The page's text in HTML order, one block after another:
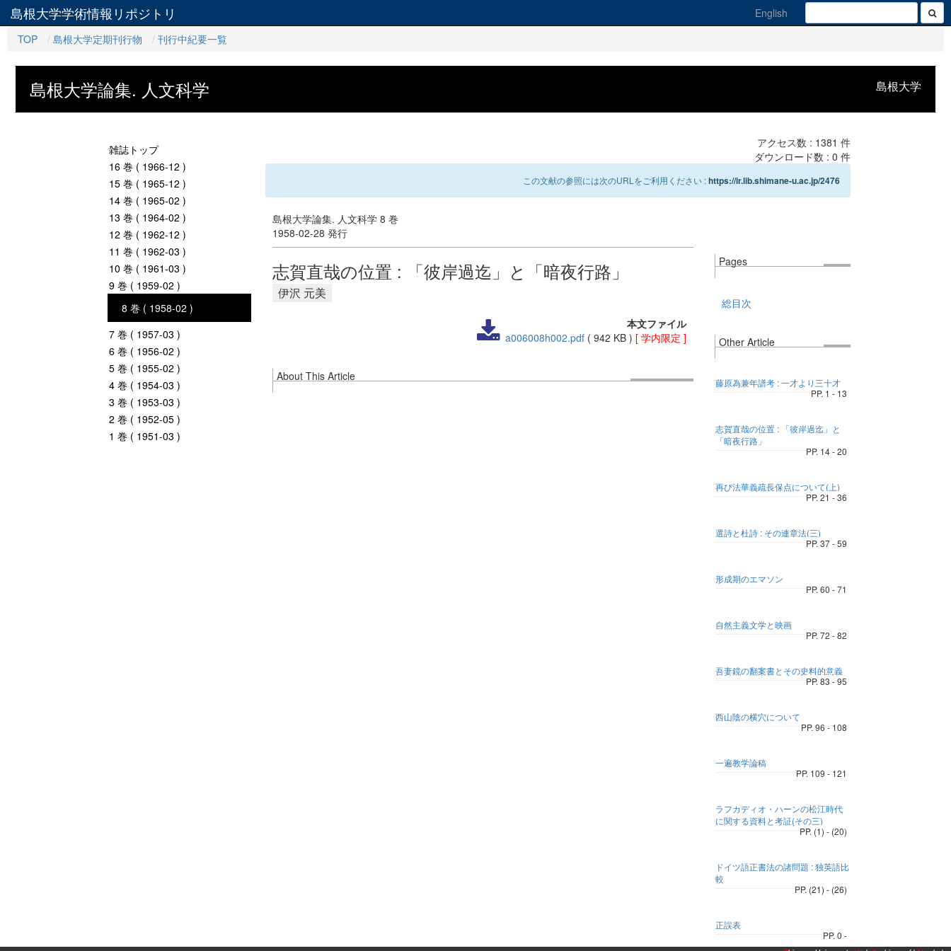
島根大学学術情報リポジトリ
English
TOP
島根大学定期刊行物 刊行中紀要一覧
島根大学
島根大学論集. 人文科学
雑誌トップ
16 巻 ( 1966-12 )
15 巻 ( 1965-12 )
14 巻 ( 1965-02 )
13 巻 ( 1964-02 )
12 巻 ( 1962-12 )
11 巻 ( 1962-03 )
10 巻 ( 1961-03 )
9 巻 ( 1959-02 )
8 巻 ( 1958-02 )
7 巻 ( 1957-03 )
6 巻 ( 1956-02 )
5 巻 ( 1955-02 )
4 巻 ( 1954-03 )
3 巻 ( 1953-03 )
2 巻 ( 1952-05 )
1 巻 ( 1951-03 )
アクセス数 : 1381 件
ダウンロード数 : 0 件
この文献の参照には次のURLをご利用ください :https://ir.lib.shimane-u.ac.jp/2476
島根大学論集. 人文科学 8 巻
1958-02-28 発行
志賀直哉の位置 : 「彼岸過迄」と「暗夜行路」
伊沢 元美
本文ファイル
a006008h002.pdf (942 KB )[ 学内限定 ]
About This Article
Pages
総目次
Other Article
藤原為兼年譜考 : 一才より三十才
PP. 1 - 13
志賀直哉の位置 : 「彼岸過迄」と
「暗夜行路」
PP. 14 - 20
再び法華義疏長保点について(上)
PP. 21 - 36
選詩と杜詩 : その連章法(三)
PP. 37 - 59
形成期のエマソン
PP. 60 - 71
自然主義文学と映画
PP. 72 - 82
吾妻鏡の翻案書とその史料的意義
PP. 83 - 95
西山陰の横穴について
PP. 96 - 108
一遍教学論稿
PP. 109 - 121
ラフカディオ・ハーンの松江時代
に関する資料と考証(その三)
PP. (1) - (20)
ドイツ語正書法の諸問題 : 独英語比
較
PP. (21) - (26)
正誤表
PP. 0 -